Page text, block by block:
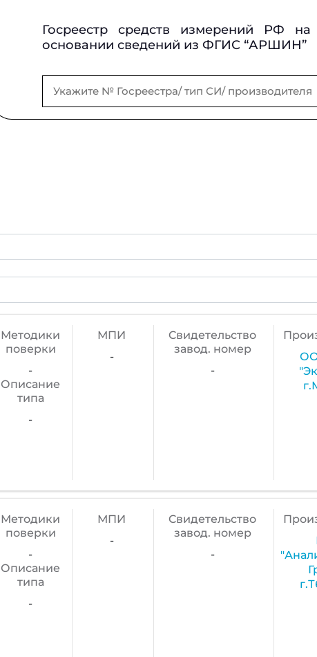
Госреестр средств измерений РФ на
основании сведений из ФГИС “АРШИН”
Методики
поверки
-
Описание
типа
-
МПИ
-
Cвидетельство
завод. номер
-
Методики
поверки
-
Описание
типа
-
МПИ
-
Cвидетельство
завод. номер
-